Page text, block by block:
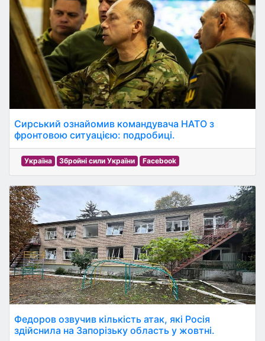
Сирський ознайомив командувача НАТО з
фронтовою ситуацією: подробиці.
Україна Збройні сили України Facebook
Федоров озвучив кількість атак, які Росія
здійснила на Запорізьку область у жовтні.